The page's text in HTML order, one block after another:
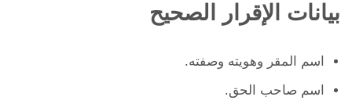
بيانات الإقرار الصحيح
اسم المقر وهويته وصفته.
اسم صاحب الحق.